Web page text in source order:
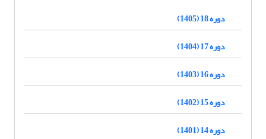
دوره 18 (1405)
دوره 17 (1404)
دوره 16 (1403)
دوره 15 (1402)
دوره 14 (1401)